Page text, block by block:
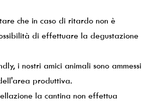
che in caso di ritardo non è
di effettuare la degustazione
i nostri amici animali sono ammessi
produttiva.
la cantina non effettua